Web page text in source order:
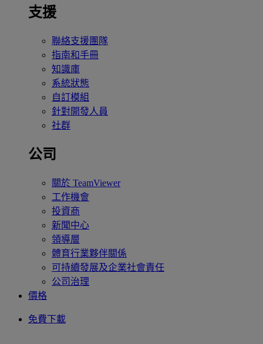
支援
聯絡支援團隊
指南和手冊
知識庫
系統狀態
自訂模組
針對開發人員
社群
公司
關於 TeamViewer
工作機會
投資商
新聞中心
領導層
體育行業夥伴關係
可持續發展及企業社會責任
公司治理
價格
免費下載